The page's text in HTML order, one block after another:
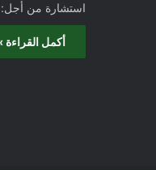
استشارة من أجل:
أكمل القراءة